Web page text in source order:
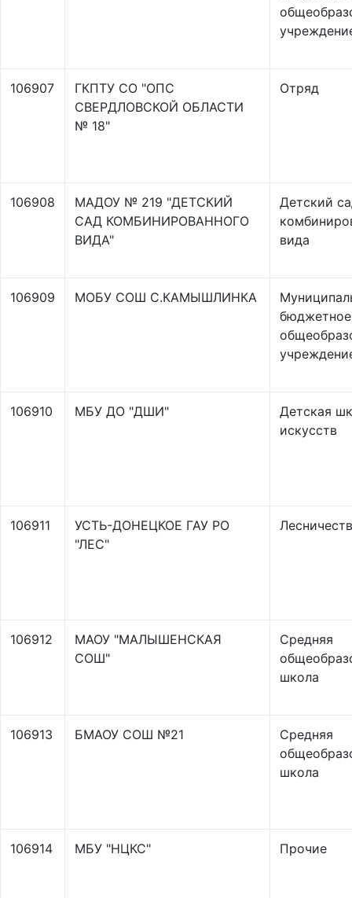
106907
ГКПТУ СО "ОПС
СВЕРДЛОВСКОЙ ОБЛАСТИ
№ 18"
Отряд
106908
МАДОУ № 219 "ДЕТСКИЙ
САД КОМБИНИРОВАННОГО
ВИДА"
Детский
вида
106909 МОБУ СОШ С.КАМЫШЛИНКА
бюджетное
106910 МБУ ДО "ДШИ"
Детская
искусств
106911
УСТЬ-ДОНЕЦКОЕ ГАУ РО
"ЛЕС"
106912
МАОУ "МАЛЫШЕНСКАЯ
СОШ"
Средняя
школа
106913 БМАОУ СОШ №21
Средняя
школа
106914 МБУ "НЦКС" Прочие